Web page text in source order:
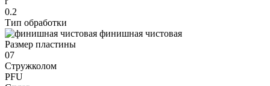
0.2
Тип обработки
финишная чистовая
Размер пластины
07
Стружколом
PFU